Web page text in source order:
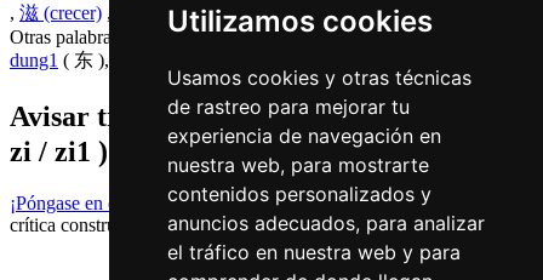
Utilizamos cookies
Usamos cookies y otras técnicas
de rastreo para mejorar tu
experiencia de navegación en
nuestra web, para mostrarte
contenidos personalizados y
anuncios adecuados, para analizar
el tráfico en nuestra web y para
, 滋 (crecer) , 资 (apoyo), 知 (saber)
Otras palabras que también significan este en chino
dung1 ( 东 ),
Avisar traduccion falsa o faltante de
zi / zi1 )
¡Póngase en contacto con nosotros!Le agradecemos su feedback y
crítica constructiva.